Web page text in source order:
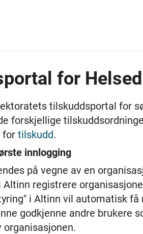
for
tilskuddsportal for
forskjellige
fortilskudd.
innlogging
på vegne av en
Altinn registrere
i Altinn vil automatisk
godkjenne andre brukere
organisasjonen.